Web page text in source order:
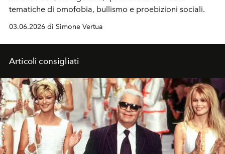
tematiche di omofobia, bullismo e proebizioni sociali.
03.06.2026 di Simone Vertua
Articoli consigliati